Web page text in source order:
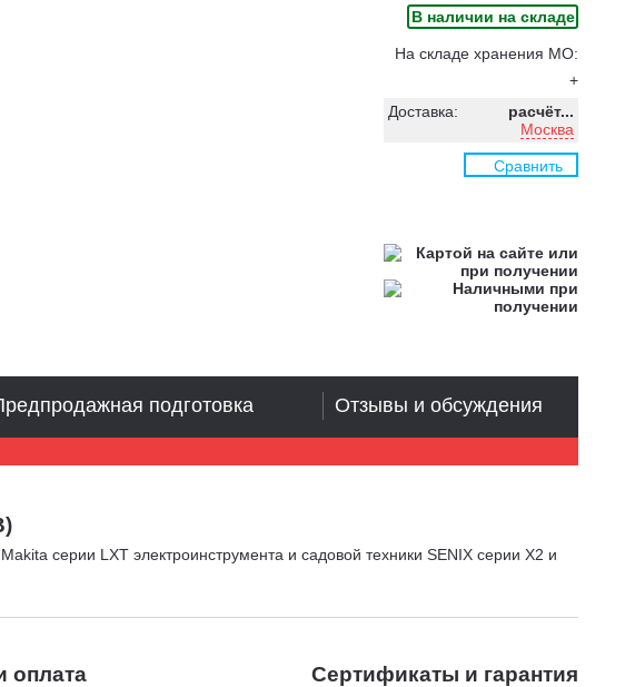
В наличии на складе
На складе хранения МО:
+
Доставка:
расчёт...
Москва
Сравнить
серии LXT электроинструмента и садовой техники SENIX серии X2 и
оплата Сертификаты и гарантия
подготовка Отзывы и обсуждения